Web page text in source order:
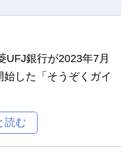
UFJ銀行が2023年7月
した「そうぞくガイ